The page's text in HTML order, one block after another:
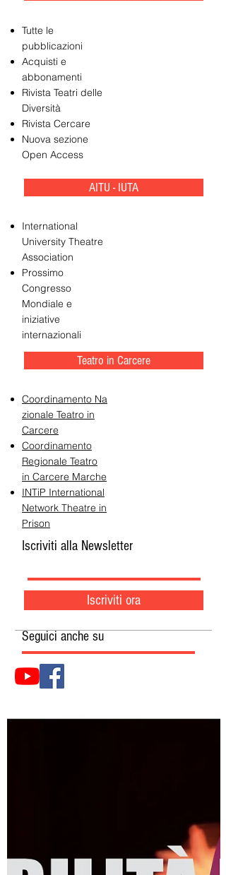
Tutte le
pubblicazioni
Acquisti e
abbonamenti
Rivista Teatri delle
Diversità
Rivista Cercare
Nuova sezione
Open Access
AITU - IUTA
International
University Theatre
Association
Prossimo
Congresso
Mondiale e
iniziative
internazionali
Teatro in Carcere
Coordinamento Na
zionale Teatro in
Carcere
Coordinamento
Regionale Teatro
in Carcere Marche
INTiP International
Network Theatre in
Prison
Iscriviti alla Newsletter
Iscriviti ora
Seguici anche su